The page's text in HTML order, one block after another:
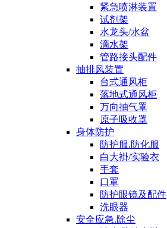
紧急喷淋装置
试剂架
水龙头/水盆
滴水架
管路接头配件
抽排风装置
台式通风柜
落地式通风柜
万向抽气罩
原子吸收罩
身体防护
防护服.防化服
白大褂/实验衣
手套
口罩
防护眼镜及配件
洗眼器
安全应急.除尘